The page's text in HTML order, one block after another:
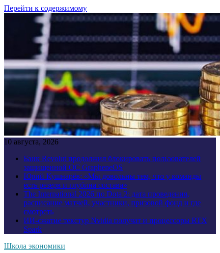
Перейти к содержимому
10 августа, 2026
Банк Revolut продолжил блокировать пользователей
защищенной ОС GrapheneOS
Юрий Кушнарёв: «Мы довольны тем, что у команды
есть резерв и глубина состава»
The International 2026 по Dota 2: дата проведения,
расписание матчей, участники, призовой фонд и где
смотреть
ИИ-сжатие текстур Nvidia получат и процессоры RTX
Spark
Школа экономики